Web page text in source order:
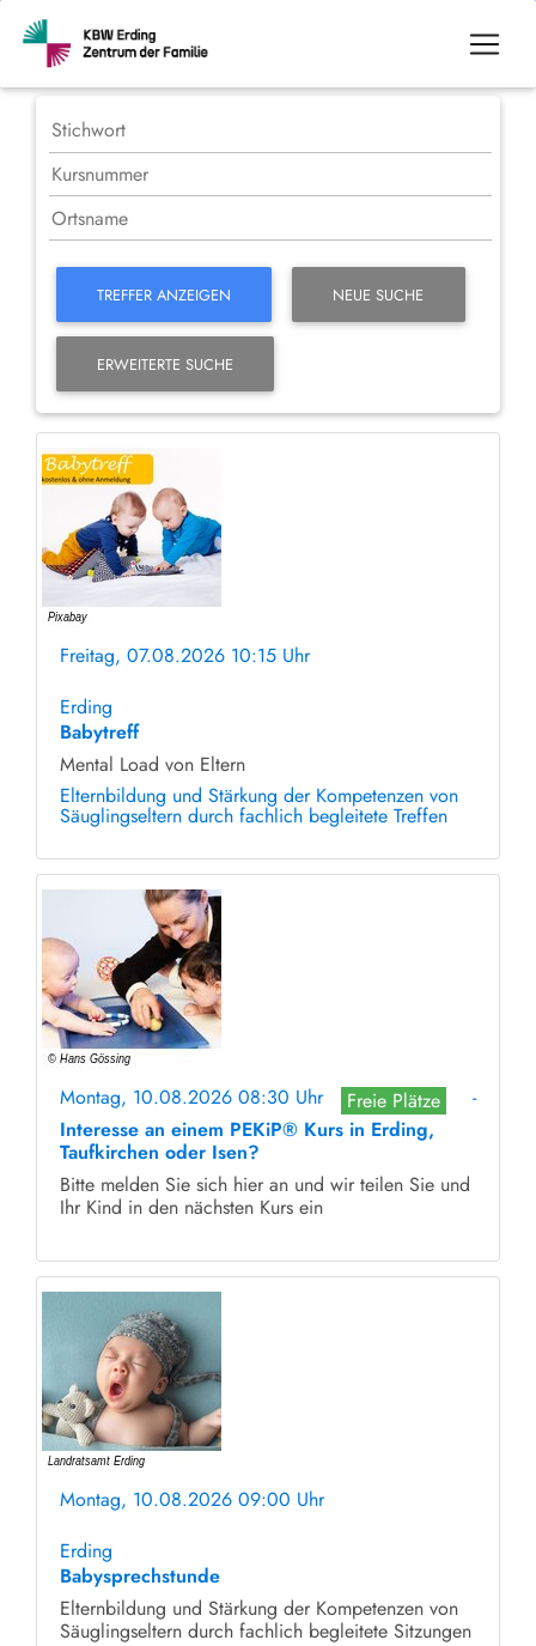
TREFFER ANZEIGEN NEUE SUCHE
ERWEITERTE SUCHE
Freitag, 07.08.2026 10:15 Uhr
Erding
Babytreff
Mental Load von Eltern
Elternbildung und Stärkung der Kompetenzen von
Säuglingseltern durch fachlich begleitete Treffen
Montag, 10.08.2026 08:30 Uhr Freie Plätze
-
Interesse an einem PEKiP® Kurs in Erding,
Taufkirchen oder Isen?
Bitte melden Sie sich hier an und wir teilen Sie und
Ihr Kind in den nächsten Kurs ein
Montag, 10.08.2026 09:00 Uhr
Erding
Babysprechstunde
Elternbildung und Stärkung der Kompetenzen von
Säuglingseltern durch fachlich begleitete Sitzungen